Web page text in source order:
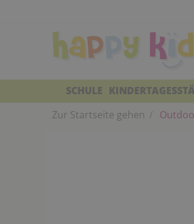
SCHULE
Zur Startseite gehen